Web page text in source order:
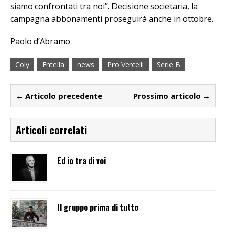
siamo confrontati tra noi”. Decisione societaria, la
campagna abbonamenti proseguirà anche in ottobre.
Paolo d’Abramo
Coly Entella news Pro Vercelli Serie B
← Articolo precedente Prossimo articolo →
Articoli correlati
Ed io tra di voi
Il gruppo prima di tutto